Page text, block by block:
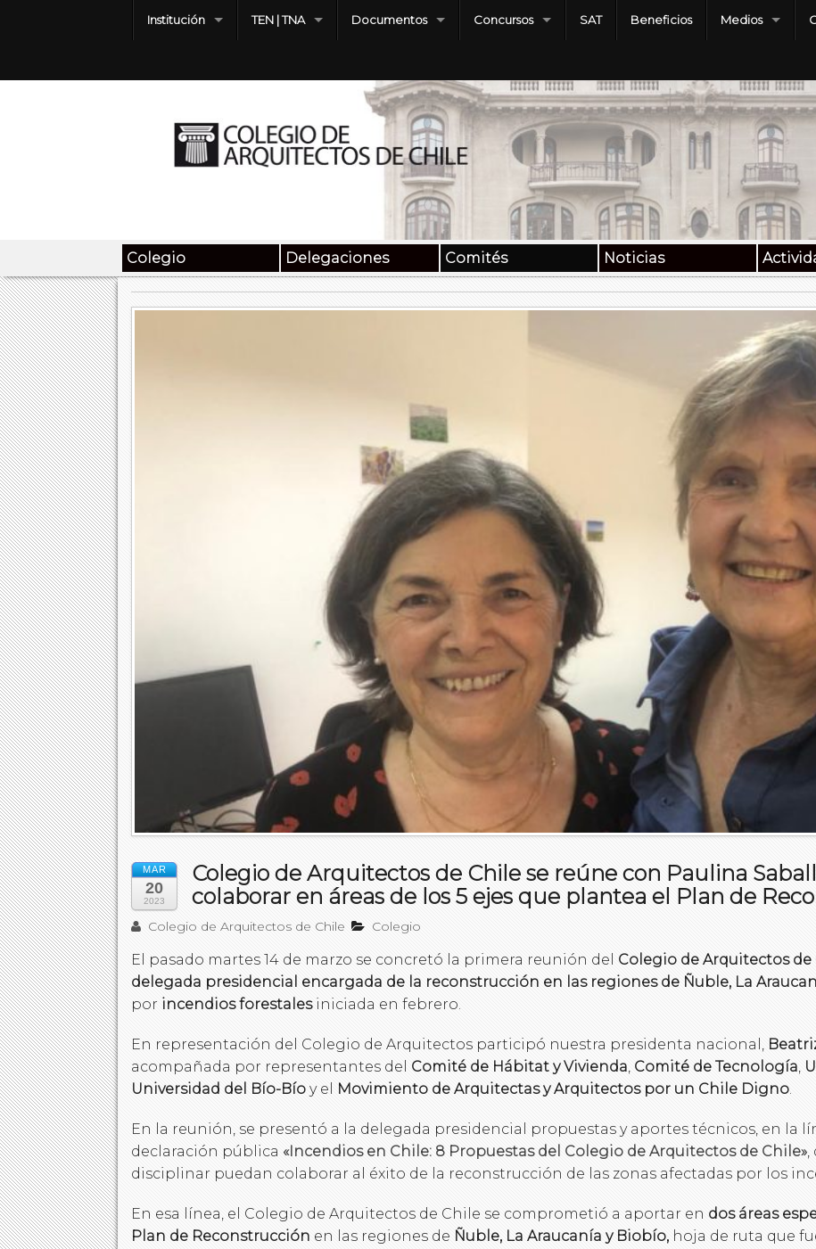
Institución TEN | TNA Documentos Concursos SAT Beneficios Medios
Colegio Delegaciones Comités Noticias
MAR
20
2023
Colegio de Arquitectos de Chile se reúne con Paulina
colaborar en áreas de los 5 ejes que plantea el Plan de
Colegio de Arquitectos de Chile Colegio
El pasado martes 14 de marzo se concretó la primera reunión del Colegio de Arquitectos de
delegada presidencial encargada de la reconstrucción en las regiones de Ñuble, La
por incendios forestalesiniciada en febrero.
En representación del Colegio de Arquitectos participó nuestra presidenta nacional,
acompañada por representantes del Comité de Hábitat y Vivienda, Comité de Tecnología,
Universidad del Bío-Bío y el Movimiento de Arquitectas y Arquitectos por un Chile Digno.
En la reunión, se presentó a la delegada presidencial propuestas y aportes técnicos, en la
declaración pública «Incendios en Chile: 8 Propuestas del Colegio de Arquitectos de Chile»,
disciplinar puedan colaborar al éxito de la reconstrucción de las zonas afectadas por los
En esa línea, el Colegio de Arquitectos de Chile se comprometió a aportar en dos áreas
Plan de Reconstrucción en las regiones de Ñuble, La Araucanía y Biobío, hoja de ruta que